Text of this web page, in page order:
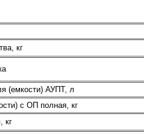
кг
(емкости) АУПТ, л
с ОП полная, кг
кг